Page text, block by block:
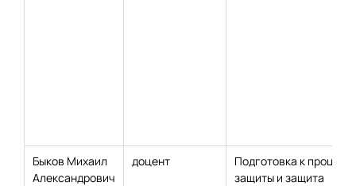
Быков Михаил
Александрович
доцент
Подготовка к
защиты и защита